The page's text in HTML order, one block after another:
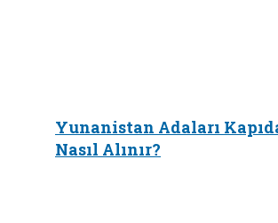
Yunanistan Adaları
Nasıl Alınır?